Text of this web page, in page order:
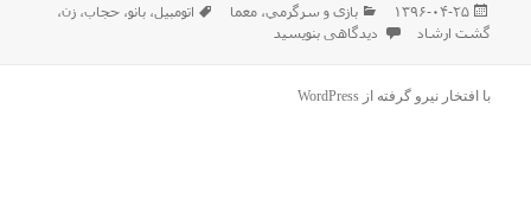
ارسال
شده
۱۳۹۶-۰۴-۲۵ دسته‌ها
بازی و سرگرمي،معما برچسب‌ها
اتومبیل،بانو،حجاب،زن،
گشت ارشاد
برای عکسی پر از حرف …
دیدگاهی بنویسید
با افتخار نیرو گرفته از WordPress